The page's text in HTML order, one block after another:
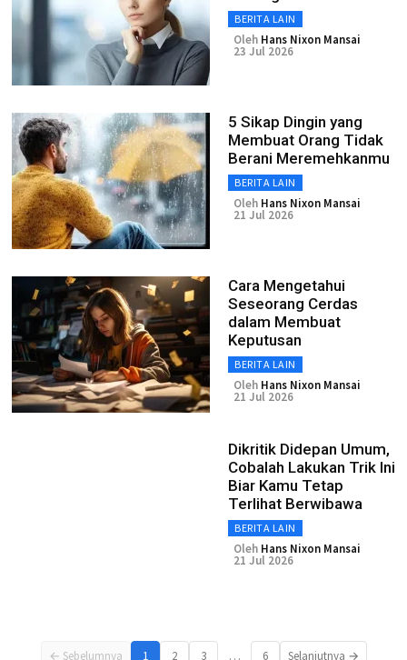
BERITA LAIN
Oleh Hans Nixon Mansai
23 Jul 2026
5 Sikap Dingin yang
Membuat Orang Tidak
Berani Meremehkanmu
BERITA LAIN
Oleh Hans Nixon Mansai
21 Jul 2026
Cara Mengetahui
Seseorang Cerdas
dalam Membuat
Keputusan
BERITA LAIN
Oleh Hans Nixon Mansai
21 Jul 2026
Dikritik Didepan Umum,
Cobalah Lakukan Trik Ini
Biar Kamu Tetap
Terlihat Berwibawa
BERITA LAIN
Oleh Hans Nixon Mansai
21 Jul 2026
← Sebelumnya 1 2 3 … 6 Selanjutnya →